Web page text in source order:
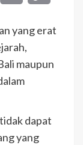
yang erat
maupun
dapat
yang